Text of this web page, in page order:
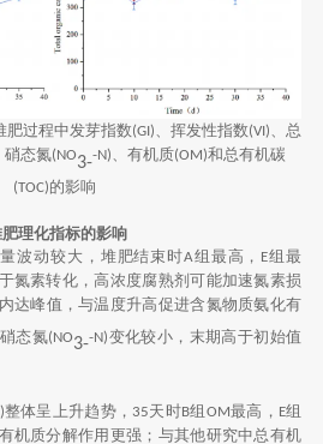
肥过程中发芽指数(GI)、挥发性指数(VI)、总
硝态氮(NO3--N)、有机质(OM)和总有机碳
(TOC)的影响
理化指标的影响
波动较大，堆肥结束时A组最高， E组最
氮素转化，高浓度腐熟剂可能加速氮素损
达峰值，与温度升高促进含氮物质氨化有
态氮(NO3--N)变化较小，末期高于初始值
整体呈上升趋势， 35天时B组 OM最高， E组
机质分解作用更强；与其他研究中总有机